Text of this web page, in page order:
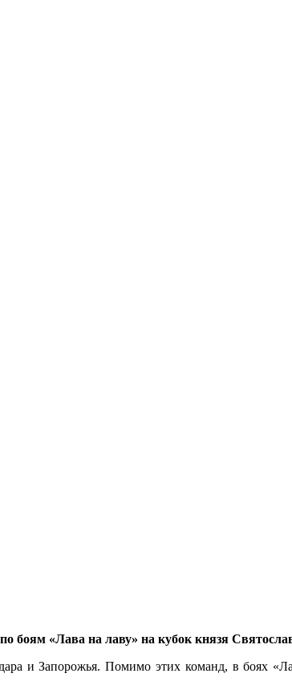
боям «Лава на лаву» на кубок князя
и Запорожья. Помимо этих команд, в боях